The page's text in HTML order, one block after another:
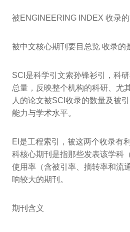
被ENGINEERING INDEX 收录的
被中文核心期刊要目总览 收录的
SCI是科学引文索孙锋衫引，科
总量，反映整个机构的科研、尤
人的论文被SCI收录的数量及被
能力与学术水平。
EI是工程索引，被这两个收录有
科核心期刊是指那些发表该学科
使用率（含被引率、摘转率和流
响较大的期刊。
期刊含义